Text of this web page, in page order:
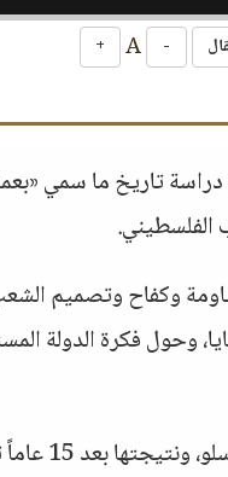
-
+
تاريخ ما سمي
وكفاح وتصميم
وحول فكرة الدولة
ذلك